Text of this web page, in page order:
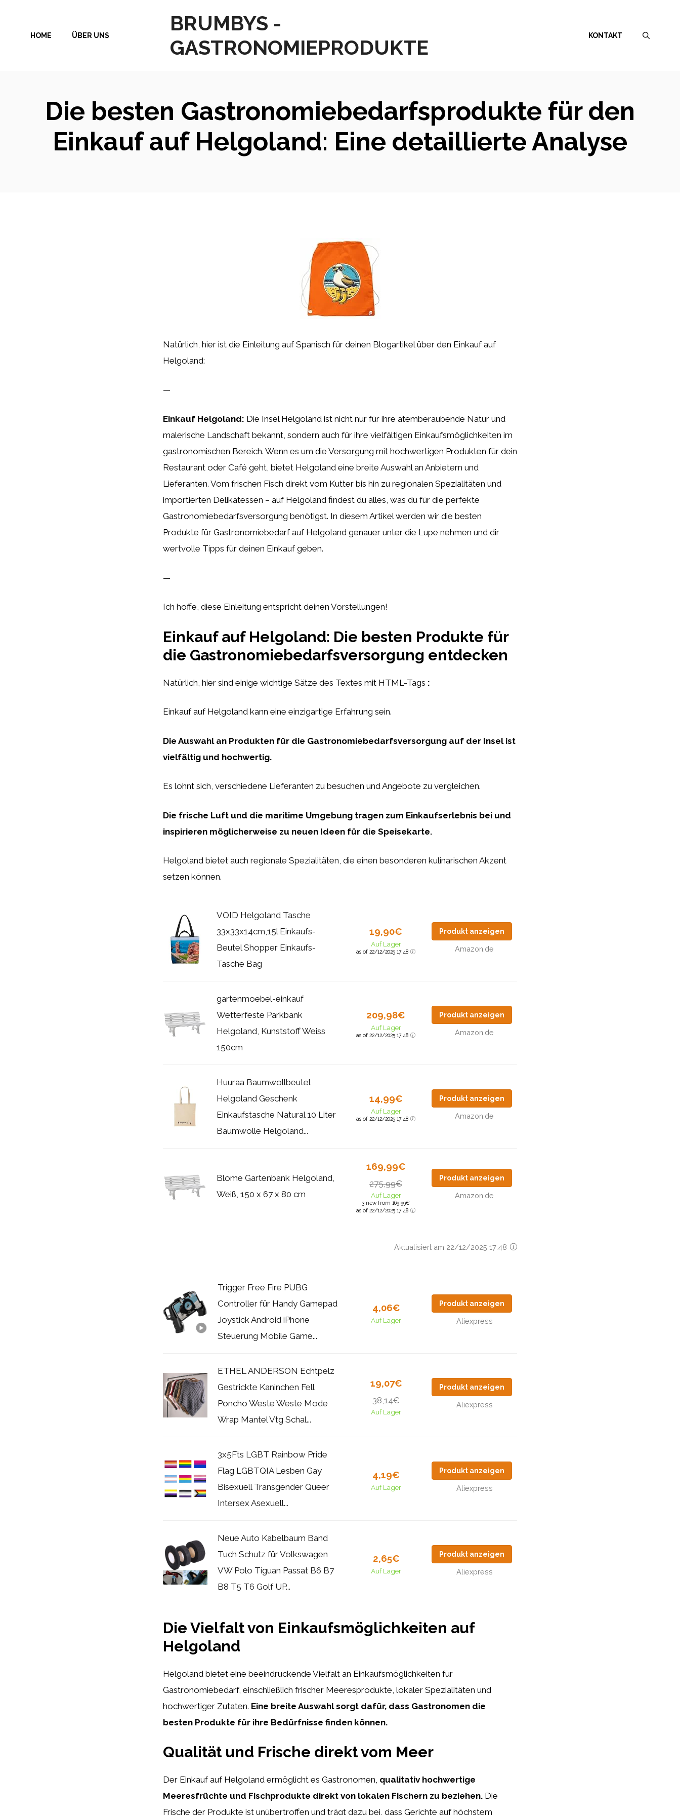
springen
BRUMBYS -
GASTRONOMIEPRODUKTE
HOME ÜBER UNS KONTAKT
Die besten Gastronomiebedarfsprodukte für den
Einkauf auf Helgoland: Eine detaillierte Analyse
Natürlich, hier ist die Einleitung auf Spanisch für deinen Blogartikel über den Einkauf auf
Helgoland:
—
Einkauf Helgoland: Die Insel Helgoland ist nicht nur für ihre atemberaubende Natur und
malerische Landschaft bekannt, sondern auch für ihre vielfältigen Einkaufsmöglichkeiten im
gastronomischen Bereich. Wenn es um die Versorgung mit hochwertigen Produkten für dein
Restaurant oder Café geht, bietet Helgoland eine breite Auswahl an Anbietern und
Lieferanten. Vom frischen Fisch direkt vom Kutter bis hin zu regionalen Spezialitäten und
importierten Delikatessen – auf Helgoland findest du alles, was du für die perfekte
Gastronomiebedarfsversorgung benötigst. In diesem Artikel werden wir die besten
Produkte für Gastronomiebedarf auf Helgoland genauer unter die Lupe nehmen und dir
wertvolle Tipps für deinen Einkauf geben.
—
Ich hoffe, diese Einleitung entspricht deinen Vorstellungen!
Einkauf auf Helgoland: Die besten Produkte für
die Gastronomiebedarfsversorgung entdecken
Natürlich, hier sind einige wichtige Sätze des Textes mit HTML-Tags :
Einkauf auf Helgoland kann eine einzigartige Erfahrung sein.
Die Auswahl an Produkten für die Gastronomiebedarfsversorgung auf der Insel ist
vielfältig und hochwertig.
Es lohnt sich, verschiedene Lieferanten zu besuchen und Angebote zu vergleichen.
Die frische Luft und die maritime Umgebung tragen zum Einkaufserlebnis bei und
inspirieren möglicherweise zu neuen Ideen für die Speisekarte.
Helgoland bietet auch regionale Spezialitäten, die einen besonderen kulinarischen Akzent
setzen können.
VOID Helgoland Tasche
33x33x14cm,15l Einkaufs-
Beutel Shopper Einkaufs-
Tasche Bag
19,90€
Auf Lager
as of 22/12/2025 17:48
Produkt anzeigen
Amazon.de
gartenmoebel-einkauf
Wetterfeste Parkbank
Helgoland, Kunststoff Weiss
150cm
209,98€
Auf Lager
as of 22/12/2025 17:48
Produkt anzeigen
Amazon.de
Huuraa Baumwollbeutel
Helgoland Geschenk
Einkaufstasche Natural 10 Liter
Baumwolle Helgoland...
14,99€
Auf Lager
as of 22/12/2025 17:48
Produkt anzeigen
Amazon.de
Blome Gartenbank Helgoland,
Weiß, 150 x 67 x 80 cm
169,99€
275,99€
Auf Lager
3 new from 169,99€
as of 22/12/2025 17:48
Produkt anzeigen
Amazon.de
Aktualisiert am 22/12/2025 17:48
Trigger Free Fire PUBG
Controller für Handy Gamepad
Joystick Android iPhone
Steuerung Mobile Game...
4,06€
Auf Lager
Produkt anzeigen
Aliexpress
ETHEL ANDERSON Echtpelz
Gestrickte Kaninchen Fell
Poncho Weste Weste Mode
Wrap Mantel Vtg Schal...
19,07€
38,14€
Auf Lager
Produkt anzeigen
Aliexpress
3x5Fts LGBT Rainbow Pride
Flag LGBTQIA Lesben Gay
Bisexuell Transgender Queer
Intersex Asexuell...
4,19€
Auf Lager
Produkt anzeigen
Aliexpress
Neue Auto Kabelbaum Band
Tuch Schutz für Volkswagen
VW Polo Tiguan Passat B6 B7
B8 T5 T6 Golf UP...
2,65€
Auf Lager
Produkt anzeigen
Aliexpress
Die Vielfalt von Einkaufsmöglichkeiten auf
Helgoland
Helgoland bietet eine beeindruckende Vielfalt an Einkaufsmöglichkeiten für
Gastronomiebedarf, einschließlich frischer Meeresprodukte, lokaler Spezialitäten und
hochwertiger Zutaten. Eine breite Auswahl sorgt dafür, dass Gastronomen die
besten Produkte für ihre Bedürfnisse finden können.
Qualität und Frische direkt vom Meer
Der Einkauf auf Helgoland ermöglicht es Gastronomen, qualitativ hochwertige
Meeresfrüchte und Fischprodukte direkt von lokalen Fischern zu beziehen. Die
Frische der Produkte ist unübertroffen und trägt dazu bei, dass Gerichte auf höchstem